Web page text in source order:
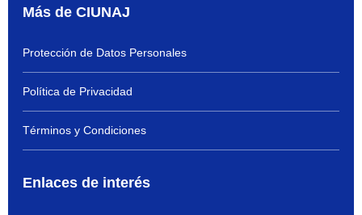
Más de CIUNAJ
Protección de Datos Personales
Política de Privacidad
Términos y Condiciones
Enlaces de interés